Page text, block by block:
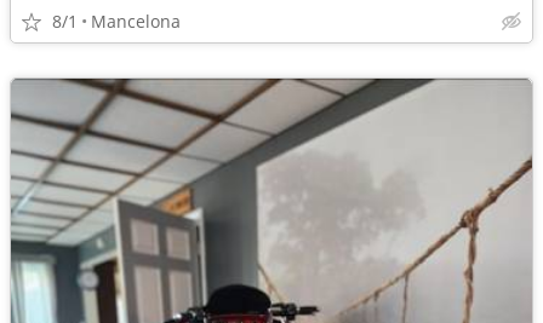
8/1 Mancelona